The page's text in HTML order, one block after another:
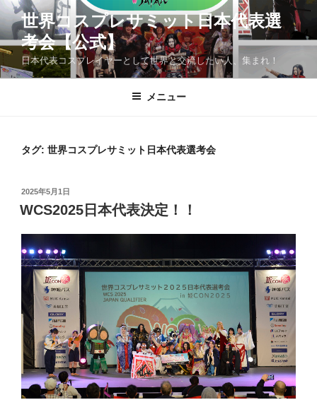
コ
ン
テ
ン
ツ
世界コスプレサミット日本代表選
考会【公式】
日本代表コスプレイヤーとして世界と交流したい人、集まれ！
メニュー
タグ: 世界コスプレサミット日本代表選考会
投
稿
日:
2025年5月1日
WCS2025日本代表決定！！